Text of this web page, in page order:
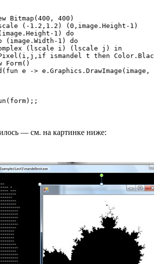
Bitmap(400, 400)
(-1.2,1.2) (0,image.Height-1)
1) do
(image.Width-1) do
(lscale i) (lscale j) in
ismandel t then
Form()
e -> e.Graphics.DrawImage(image,
— см. на картинке ниже: